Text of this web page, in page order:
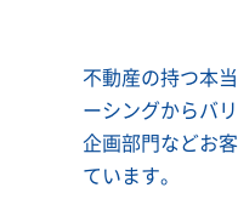
不動産の持つ本
ーシングからバ
企画部門などお
ています。